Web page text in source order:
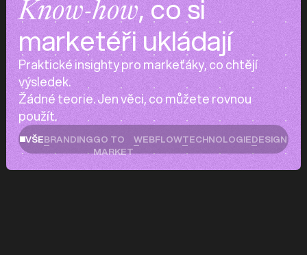
Know-how, co si
marketéři ukládají
Praktické insighty pro markeťáky, co chtějí
výsledek.
Žádné teorie. Jen věci, co můžete rovnou
použít.
VŠEBRANDINGGO TO
MARKET
WEBFLOWTECHNOLOGIEDESIGN